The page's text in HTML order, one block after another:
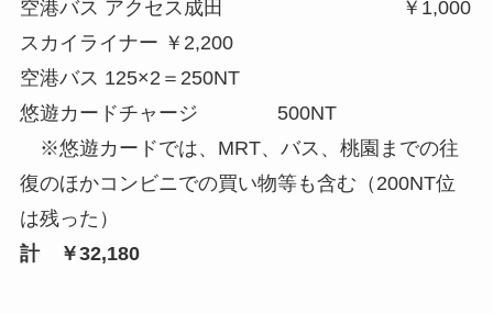
空港バス アクセス成田 ￥1,000
スカイライナー ￥2,200
空港バス 125×2＝250NT
悠遊カードチャージ 500NT
※悠遊カードでは、MRT、バス、桃園までの往
復のほかコンビニでの買い物等も含む（200NT位
は残った）
計 ￥32,180